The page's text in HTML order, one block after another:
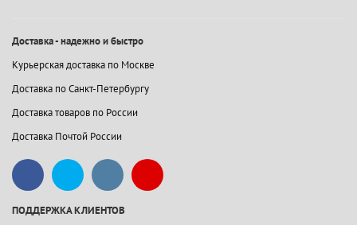
Доставка - надежно и быстро
Курьерская доставка по Москве
Доставка по Санкт-Петербургу
Доставка товаров по России
Доставка Почтой России
ПОДДЕРЖКА КЛИЕНТОВ